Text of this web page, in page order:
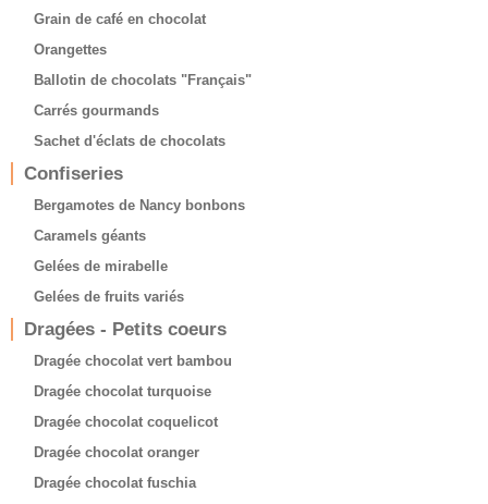
Grain de café en chocolat
Orangettes
Ballotin de chocolats "Français"
Carrés gourmands
Sachet d'éclats de chocolats
Confiseries
Bergamotes de Nancy bonbons
Caramels géants
Gelées de mirabelle
Gelées de fruits variés
Dragées - Petits coeurs
Dragée chocolat vert bambou
Dragée chocolat turquoise
Dragée chocolat coquelicot
Dragée chocolat oranger
Dragée chocolat fuschia